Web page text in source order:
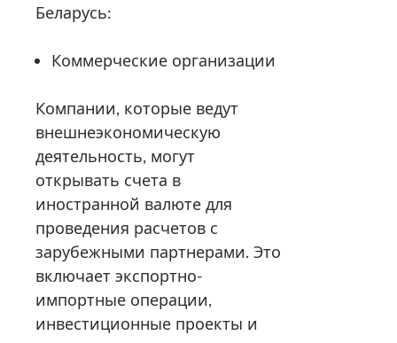
Беларусь:
Коммерческие организации
Компании, которые ведут
внешнеэкономическую
деятельность, могут
открывать счета в
иностранной валюте для
проведения расчетов с
зарубежными партнерами. Это
включает экспортно-
импортные операции,
инвестиционные проекты и